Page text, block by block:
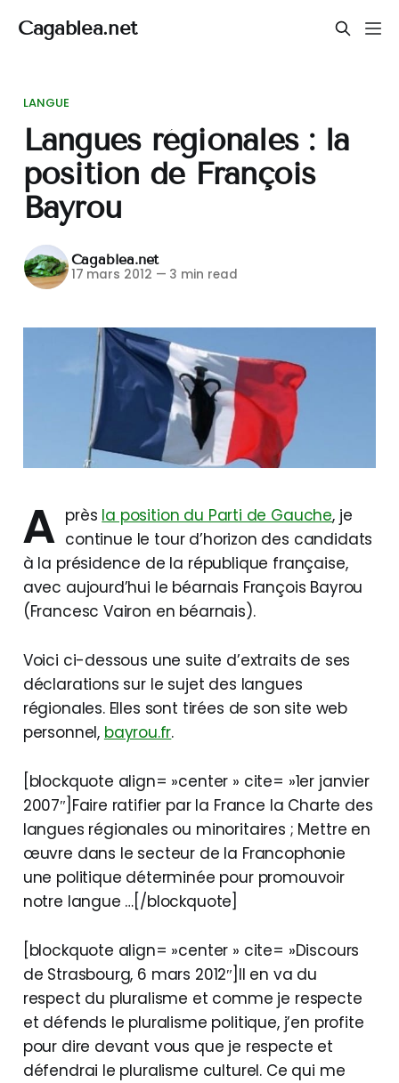
Cagablea.net
LANGUE
Langues régionales : la
position de François
Bayrou
Cagablea.net
17 mars 2012 — 3 min read
A près la position du Parti de Gauche, je
continue le tour d’horizon des candidats
à la présidence de la république française,
avec aujourd’hui le béarnais François Bayrou
(Francesc Vairon en béarnais).
Voici ci-dessous une suite d’extraits de ses
déclarations sur le sujet des langues
régionales. Elles sont tirées de son site web
personnel, bayrou.fr.
[blockquote align= »center » cite= »1er janvier
2007″]Faire ratifier par la France la Charte des
langues régionales ou minoritaires ; Mettre en
œuvre dans le secteur de la Francophonie
une politique déterminée pour promouvoir
notre langue …[/blockquote]
[blockquote align= »center » cite= »Discours
de Strasbourg, 6 mars 2012″]Il en va du
respect du pluralisme et comme je respecte
et défends le pluralisme politique, j’en profite
pour dire devant vous que je respecte et
défendrai le pluralisme culturel. Ce qui me